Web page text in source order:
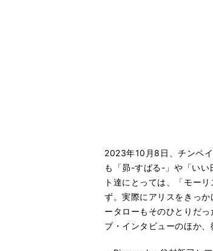
2023年10月8日、チンペ
も「昴-すばる-」や「いい
ト達にとっては、「モー
ず。実際にアリスをきっ
ータローもそのひとりだ
ブ・インタビューのほか